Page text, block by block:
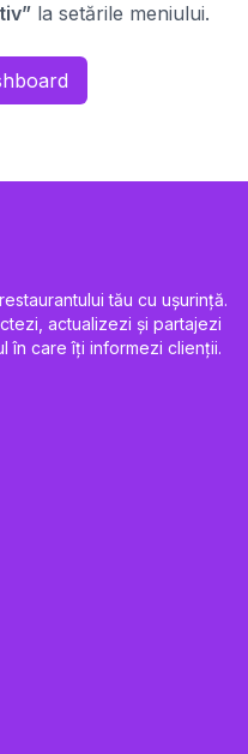
la setările meniului.
tău cu ușurință.
actualizezi și partajezi
în care îți informezi clienții.